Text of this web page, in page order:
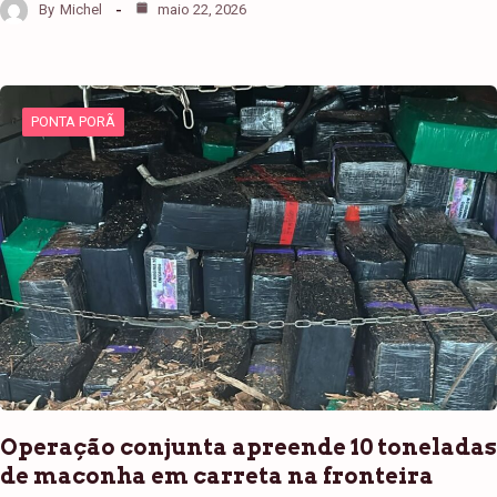
By Michel maio 22, 2026
PONTA PORÃ
Operação conjunta apreende 10 toneladas
de maconha em carreta na fronteira